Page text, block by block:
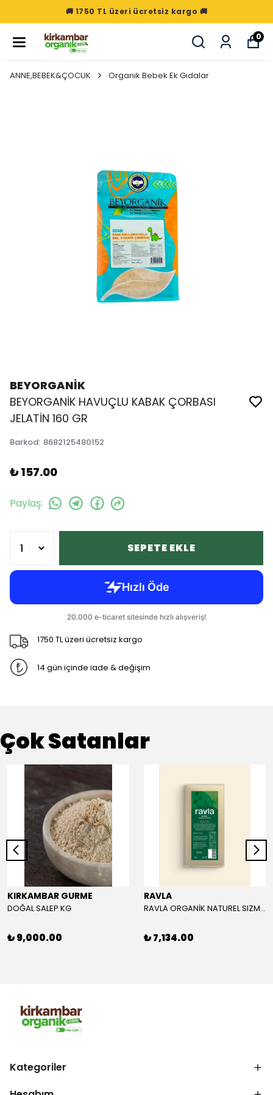
🚚 1750 TL üzeri ücretsiz kargo 🚚
0
ANNE,BEBEK&ÇOCUK Organik Bebek Ek Gıdalar
BEYORGANİK
BEYORGANİK HAVUÇLU KABAK ÇORBASI
JELATİN 160 GR
Barkod: 8682125480152
₺ 157.00
Paylaş:
SEPETE EKLE
1750 TL üzeri ücretsiz kargo
14 gün içinde iade & değişim
Çok Satanlar
KIRKAMBAR GURME
DOĞAL SALEP KG
₺ 9,000.00
RAVLA
RAVLA ORGANİK NATUREL SIZMA ZEYTİNYAĞI 5L
₺ 7,134.00
Kategoriler